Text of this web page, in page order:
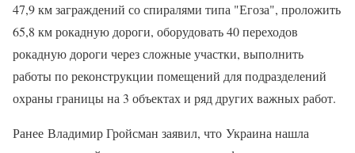
47,9 км заграждений со спиралями типа "Егоза", проложить
65,8 км рокадную дороги, оборудовать 40 переходов
рокадную дороги через сложные участки, выполнить
работы по реконструкции помещений для подразделений
охраны границы на 3 объектах и ряд других важных работ.
Ранее Владимир Гройсман заявил, что Украина нашла